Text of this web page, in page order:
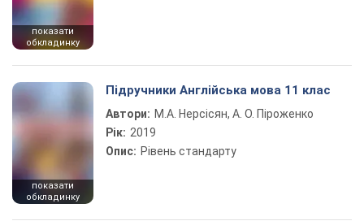
показати
обкладинку
показати
обкладинку
Підручники Англійська мова 11 клас
Автори: М.А. Нерсісян, А. О. Піроженко
Рік: 2019
Опис: Рівень стандарту